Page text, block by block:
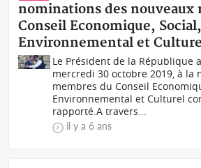
nominations des nouveaux
Conseil Economique, Social,
Environnemental et
Le Président de la République
mercredi 30 octobre 2019, à la
membres du Conseil
Environnemental et Culturel
rapporté.A travers...
il y a 6 ans